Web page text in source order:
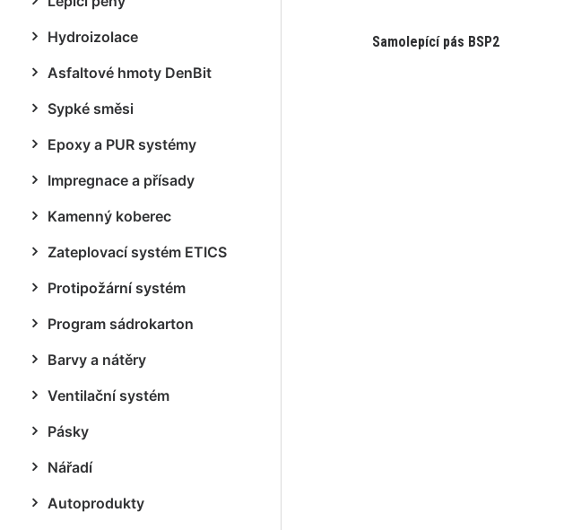
Hydroizolace
Asfaltové hmoty DenBit
Sypké směsi
Epoxy a PUR systémy
Impregnace a přísady
Kamenný koberec
Zateplovací systém ETICS
Protipožární systém
Program sádrokarton
Barvy a nátěry
Ventilační systém
Pásky
Nářadí
Autoprodukty
Samolepící pás BSP2